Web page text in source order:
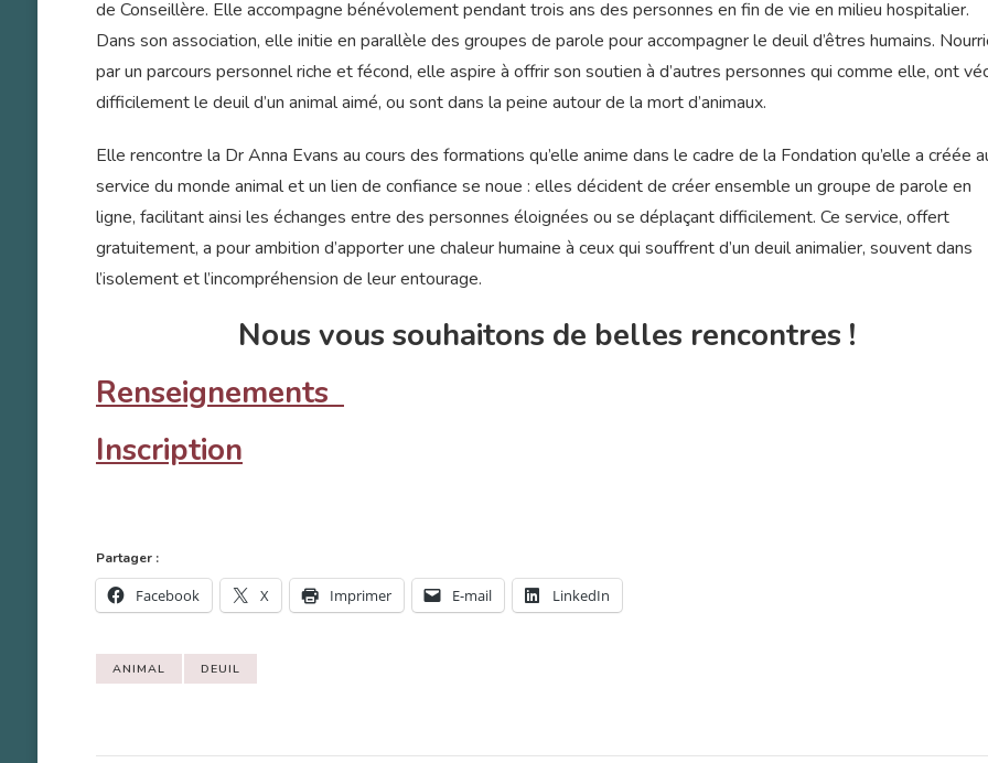
de Conseillère. Elle accompagne bénévolement pendant trois ans des personnes en fin de vie en milieu hospitalier.
Dans son association, elle initie en parallèle des groupes de parole pour accompagner le deuil d’êtres humains.
par un parcours personnel riche et fécond, elle aspire à offrir son soutien à d’autres personnes qui comme elle, ont
difficilement le deuil d’un animal aimé, ou sont dans la peine autour de la mort d’animaux.
Elle rencontre la Dr Anna Evans au cours des formations qu’elle anime dans le cadre de la Fondation qu’elle a créée
service du monde animal et un lien de confiance se noue : elles décident de créer ensemble un groupe de parole en
ligne, facilitant ainsi les échanges entre des personnes éloignées ou se déplaçant difficilement. Ce service, offert
gratuitement, a pour ambition d’apporter une chaleur humaine à ceux qui souffrent d’un deuil animalier, souvent dans
l’isolement et l’incompréhension de leur entourage.
Nous vous souhaitons de belles rencontres !
Renseignements
Inscription
Partager :
Facebook X Imprimer E-mail LinkedIn
ANIMAL DEUIL